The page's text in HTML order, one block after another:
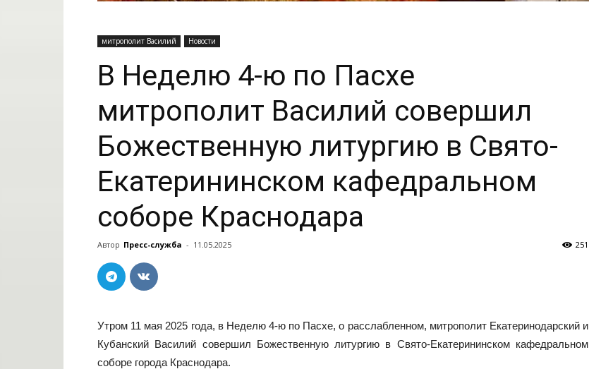
митрополит Василий Новости
В Неделю 4-ю по Пасхе
митрополит Василий совершил
Божественную литургию в Свято-
Екатерининском кафедральном
соборе Краснодара
Автор Пресс-служба - 11.05.2025 251
Утром 11 мая 2025 года, в Неделю 4-ю по Пасхе, о расслабленном, митрополит Екатеринодарский и
Кубанский Василий совершил Божественную литургию в Свято-Екатерининском кафедральном
соборе города Краснодара.